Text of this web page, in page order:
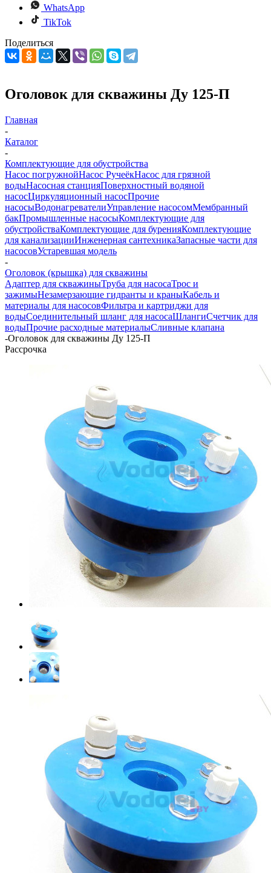
WhatsApp
TikTok
Поделиться
Оголовок для скважины Ду 125-П
Главная
-
Каталог
-
Комплектующие для обустройства
Насос погружнойНасос РучеёкНасос для грязной
водыНасосная станцияПоверхностный водяной
насосЦиркуляционный насосПрочие
насосыВодонагревателиУправление насосомМембранный
бакПромышленные насосыКомплектующие для
обустройстваКомплектующие для буренияКомплектующие
для канализацииИнженерная сантехникаЗапасные части для
насосовУстаревшая модель
-
Оголовок (крышка) для скважины
Адаптер для скважиныТруба для насосаТрос и
зажимыНезамерзающие гидранты и краныКабель и
материалы для насосовФильтра и картриджи для
водыСоединительный шланг для насосаШлангиСчетчик для
водыПрочие расходные материалыСливные клапана
-Оголовок для скважины Ду 125-П
Рассрочка